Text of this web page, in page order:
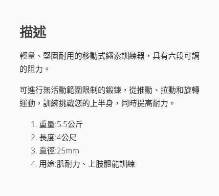
描述
輕量、堅固耐用的移動式繩索訓練器，具有六段可調
的阻力。
可進行無活動範圍限制的鍛鍊，從推動、拉動和旋轉
運動，訓練挑戰您的上半身，同時提高耐力。
重量:5.5公斤
長度:4公尺
直徑:25mm
用途:肌耐力、上肢體能訓練